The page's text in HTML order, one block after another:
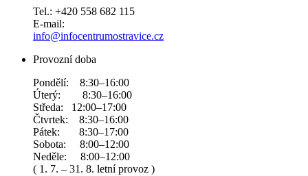
Tel.: +420 558 682 115
E-mail:
info@infocentrumostravice.cz
Provozní doba
Pondělí: 8:30–16:00
Úterý: 8:30–16:00
Středa: 12:00–17:00
Čtvrtek: 8:30–16:00
Pátek: 8:30–17:00
Sobota: 8:00–12:00
Neděle: 8:00–12:00
( 1. 7. – 31. 8. letní provoz )